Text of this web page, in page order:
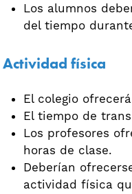
Los alumnos
del tiempo
Actividad física
El colegio
El tiempo de
Los profesores
horas de clase.
Deberían
actividad física